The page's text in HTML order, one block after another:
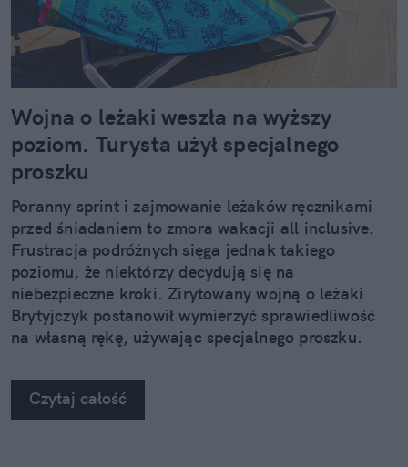
Wojna o leżaki weszła na wyższy
poziom. Turysta użył specjalnego
proszku
Poranny sprint i zajmowanie leżaków ręcznikami
przed śniadaniem to zmora wakacji all inclusive.
Frustracja podróżnych sięga jednak takiego
poziomu, że niektórzy decydują się na
niebezpieczne kroki. Zirytowany wojną o leżaki
Brytyjczyk postanowił wymierzyć sprawiedliwość
na własną rękę, używając specjalnego proszku.
Czytaj całość